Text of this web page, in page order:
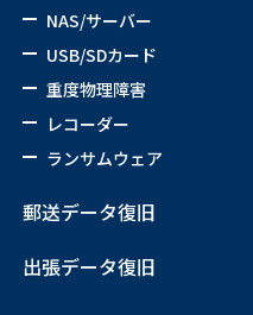
NAS/サーバー
USB/SDカード
重度物理障害
レコーダー
ランサムウェア
郵送データ復旧
出張データ復旧